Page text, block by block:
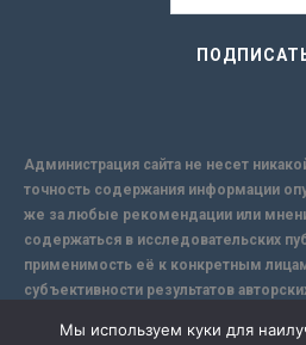
Администрация сайта не несет
точность содержания информации
же за любые рекомендации или
содержаться в исследовательских
применимость её к конкретным
субъективности результатов
надежной защиты информации, Сайт
Мы используем куки для